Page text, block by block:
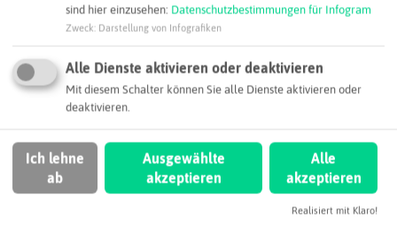
info@utm-marl.de
SCHLAGWORTE
Chemienahe Dienstleistungen Logistik
sind hier einzusehen: Datenschutzbestimmungen für Infogram
Zweck Darstellung von Infografiken
Alle Dienste aktivieren oder deaktivieren
Mit diesem Schalter können Sie alle Dienste aktivieren oder
deaktivieren.
Ich lehne
ab
Ausgewählte
akzeptieren
Alle
akzeptieren
Realisiert mit Klaro!